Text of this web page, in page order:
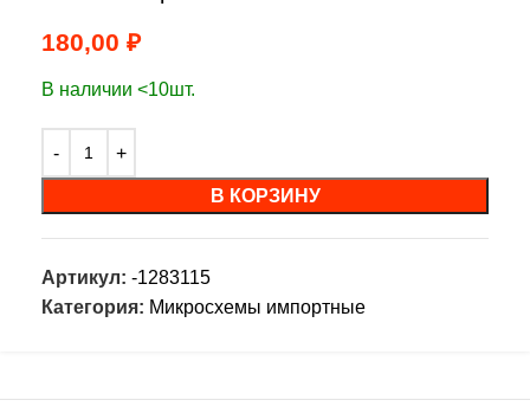
180,00 ₽
В наличии <10шт.
В КОРЗИНУ
Артикул: -1283115
Категория: Микросхемы импортные